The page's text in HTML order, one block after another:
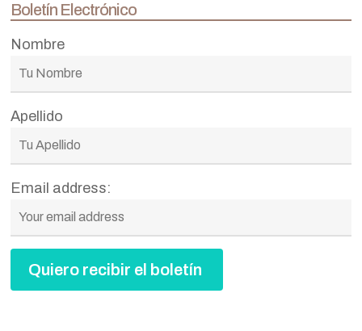
Boletín Electrónico
Nombre
Apellido
Email address: